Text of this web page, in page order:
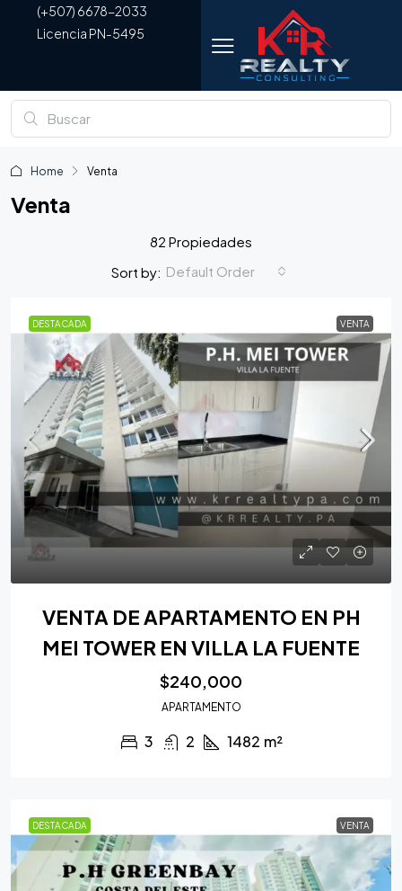
(+507) 6678-2033
Licencia PN-5495
Home Venta
Venta
82 Propiedades
Sort by: Default Order
DESTACADA VENTA
VENTA DE APARTAMENTO EN PH
MEI TOWER EN VILLA LA FUENTE
$240,000
APARTAMENTO
3 2 1482 m²
DESTACADA VENTA